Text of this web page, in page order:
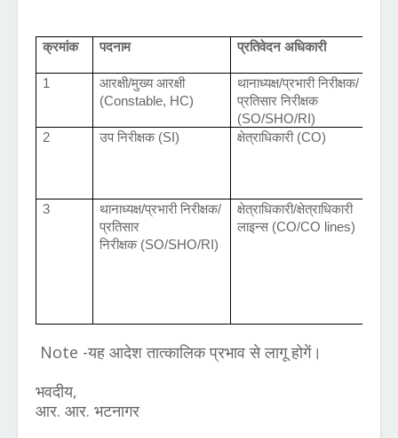
क्रमांक पदनाम प्रतिवेदन अधिकारी
1
आरक्षी/मुख्य आरक्षी
(Constable, HC)
थानाध्यक्ष/प्रभारी निरीक्षक/
प्रतिसार निरीक्षक
(SO/SHO/RI)
2
उप निरीक्षक (SI) क्षेत्राधिकारी (CO)
3
थानाध्यक्ष/प्रभारी निरीक्षक/
प्रतिसार
निरीक्षक (SO/SHO/RI)
क्षेत्राधिकारी/क्षेत्राधिकारी
लाइन्स (CO/CO lines)
Note -यह आदेश तात्कालिक प्रभाव से लागू होगें।
भवदीय,
आर. आर. भटनागर